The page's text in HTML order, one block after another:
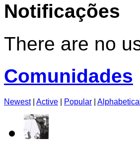
Notificações
There are no
Comunidades
Newest Active Popular Alphabetical